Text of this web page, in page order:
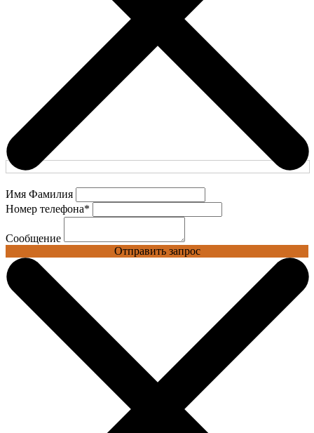
Имя Фамилия
Номер телефона*
Сообщение
Отправить запрос